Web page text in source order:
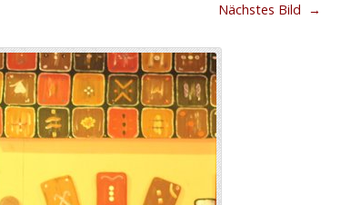
Nächstes Bild →